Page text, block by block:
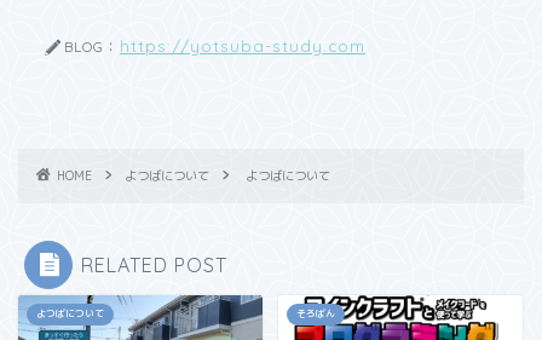
BLOG： https://yotsuba-study.com
HOME よつばについて よつばについて
RELATED POST
よつばについて そろばん